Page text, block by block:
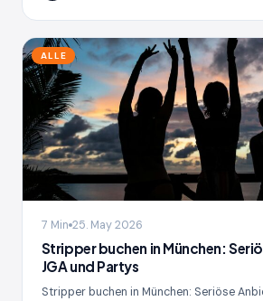
ALLE
7 Min 25. May 2026
Stripper buchen in München:
JGA und Partys
Stripper buchen in München: Seriöse